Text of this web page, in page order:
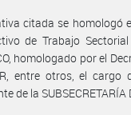
citada se homologó
de Trabajo
homologado por el
entre otros, el
de la SUBSECRETARÍA